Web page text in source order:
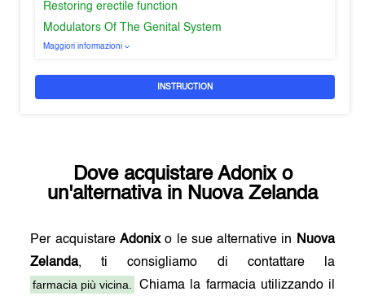
Restoring erectile function
Modulators Of The Genital System
Maggiori informazioni
INSTRUCTION
Dove acquistare Adonixo
un'alternativa in Nuova Zelanda
Per acquistare Adonixo le sue alternative in
Nuova
Zelanda, ti consigliamo di contattare la
farmacia più vicina.
Chiama la farmacia utilizzando il